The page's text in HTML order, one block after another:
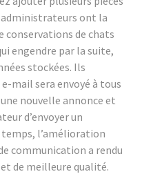
administrateurs ont la
conservations de chats
engendre par la suite,
stockées. Ils
mail sera envoyé à tous
nouvelle annonce et
d’envoyer un
temps, l’amélioration
communication a rendu
de meilleure qualité.